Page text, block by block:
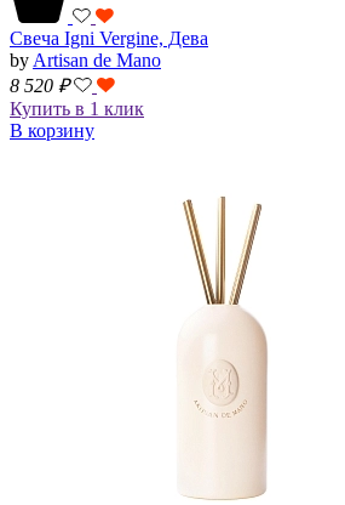
Свеча Igni Vergine, Дева
by Artisan de Mano
8 520 ₽
Купить в 1 клик
В корзину